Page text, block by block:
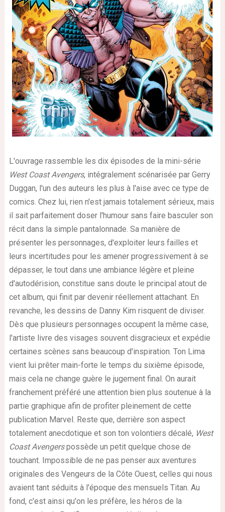
L'ouvrage rassemble les dix épisodes de la mini-série
West Coast Avengers, intégralement scénarisée par Gerry
Duggan, l'un des auteurs les plus à l'aise avec ce type de
comics. Chez lui, rien n'est jamais totalement sérieux, mais
il sait parfaitement doser l'humour sans faire basculer son
récit dans la simple pantalonnade. Sa manière de
présenter les personnages, d'exploiter leurs failles et
leurs incertitudes pour les amener progressivement à se
dépasser, le tout dans une ambiance légère et pleine
d'autodérision, constitue sans doute le principal atout de
cet album, qui finit par devenir réellement attachant. En
revanche, les dessins de Danny Kim risquent de diviser.
Dès que plusieurs personnages occupent la même case,
l'artiste livre des visages souvent disgracieux et expédie
certaines scènes sans beaucoup d'inspiration. Ton Lima
vient lui prêter main-forte le temps du sixième épisode,
mais cela ne change guère le jugement final. On aurait
franchement préféré une attention bien plus soutenue à la
partie graphique afin de profiter pleinement de cette
publication Marvel. Reste que, derrière son aspect
totalement anecdotique et son ton volontiers décalé, West
Coast Avengerspossède un petit quelque chose de
touchant. Impossible de ne pas penser aux aventures
originales des Vengeurs de la Côte Ouest, celles qui nous
avaient tant séduits à l'époque des mensuels Titan. Au
fond, c'est ainsi qu'on les préfère, les héros de la